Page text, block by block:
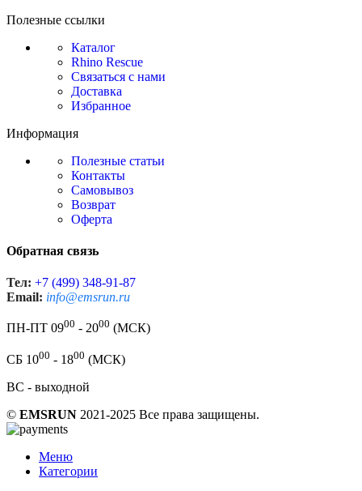
Полезные ссылки
Каталог
Rhino Rescue
Связаться с нами
Доставка
Избранное
Информация
Полезные статьи
Контакты
Самовывоз
Возврат
Оферта
Обратная связь
Тел: +7 (499) 348-91-87
Email: info@emsrun.ru
ПН-ПТ 0900 - 2000 (МСК)
СБ 1000 - 1800 (МСК)
ВС - выходной
© EMSRUN 2021-2025 Все права защищены.
Меню
Категории